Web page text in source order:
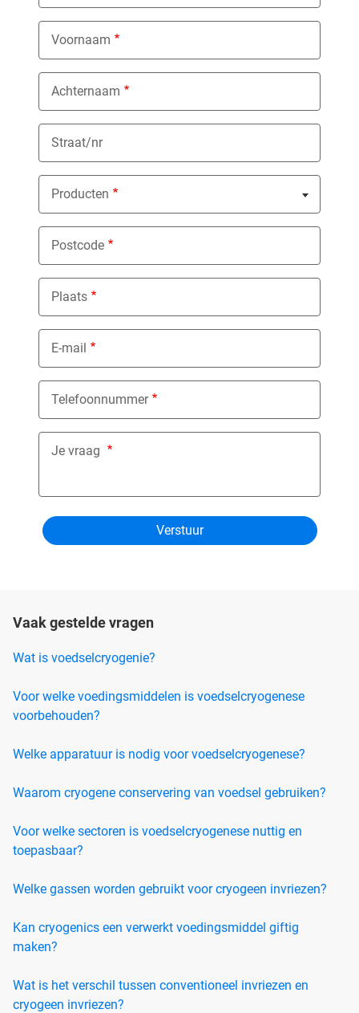
Voornaam
Achternaam
Straat/nr
Producten
Nothing selected
Postcode
Plaats
E-mail
Telefoonnummer
Je vraag
Vaak gestelde vragen
Wat is voedselcryogenie?
Voor welke voedingsmiddelen is voedselcryogenese
voorbehouden?
Welke apparatuur is nodig voor voedselcryogenese?
Waarom cryogene conservering van voedsel gebruiken?
Voor welke sectoren is voedselcryogenese nuttig en
toepasbaar?
Welke gassen worden gebruikt voor cryogeen invriezen?
Kan cryogenics een verwerkt voedingsmiddel giftig
maken?
Wat is het verschil tussen conventioneel invriezen en
cryogeen invriezen?